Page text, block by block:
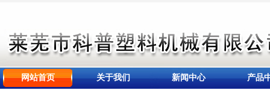
网站首页 关于我们 新闻中心 产品